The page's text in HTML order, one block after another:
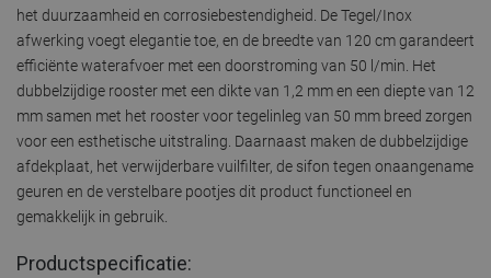
het duurzaamheid en corrosiebestendigheid. De Tegel/Inox
afwerking voegt elegantie toe, en de breedte van 120 cm garandeert
efficiënte waterafvoer met een doorstroming van 50 l/min. Het
dubbelzijdige rooster met een dikte van 1,2 mm en een diepte van 12
mm samen met het rooster voor tegelinleg van 50 mm breed zorgen
voor een esthetische uitstraling. Daarnaast maken de dubbelzijdige
afdekplaat, het verwijderbare vuilfilter, de sifon tegen onaangename
geuren en de verstelbare pootjes dit product functioneel en
gemakkelijk in gebruik.
Productspecificatie: